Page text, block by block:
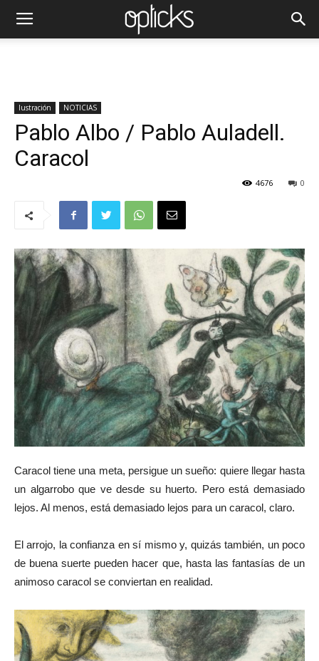
Iustración NOTICIAS
Pablo Albo / Pablo Auladell.
Caracol
0
4676
Caracol tiene una meta, persigue un sueño: quiere llegar hasta
un algarrobo que ve desde su huerto. Pero está demasiado
lejos. Al menos, está demasiado lejos para un caracol, claro.
El arrojo, la confianza en sí mismo y, quizás también, un poco
de buena suerte pueden hacer que, hasta las fantasías de un
animoso caracol se conviertan en realidad.